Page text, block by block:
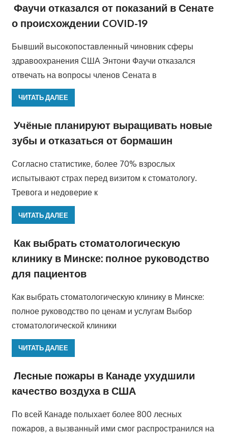
Фаучи отказался от показаний в Сенате
о происхождении COVID-19
Бывший высокопоставленный чиновник сферы
здравоохранения США Энтони Фаучи отказался
отвечать на вопросы членов Сената в
ЧИТАТЬ ДАЛЕЕ
Учёные планируют выращивать новые
зубы и отказаться от бормашин
Согласно статистике, более 70% взрослых
испытывают страх перед визитом к стоматологу.
Тревога и недоверие к
ЧИТАТЬ ДАЛЕЕ
Как выбрать стоматологическую
клинику в Минске: полное руководство
для пациентов
Как выбрать стоматологическую клинику в Минске:
полное руководство по ценам и услугам Выбор
стоматологической клиники
ЧИТАТЬ ДАЛЕЕ
Лесные пожары в Канаде ухудшили
качество воздуха в США
По всей Канаде полыхает более 800 лесных
пожаров, а вызванный ими смог распространился на